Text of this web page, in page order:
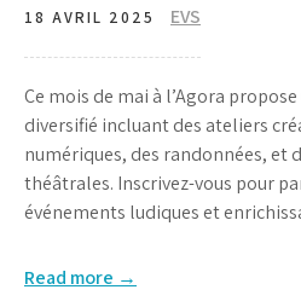
18 AVRIL 2025 EVS
Ce mois de mai à l’Agora
diversifié incluant des ateliers
numériques, des randonnées, et
théâtrales. Inscrivez-vous pour
événements ludiques et
Read more →